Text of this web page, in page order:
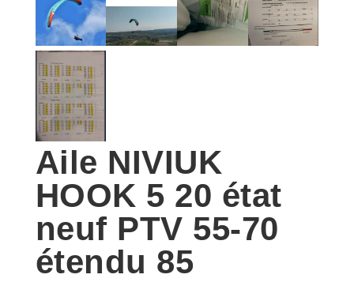
Aile NIVIUK
HOOK 5 20 état
neuf PTV 55-70
étendu 85